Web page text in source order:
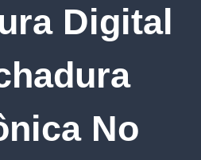
Digital
No